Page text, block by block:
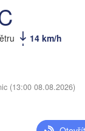
14 km/h
(13:00 08.08.2026)